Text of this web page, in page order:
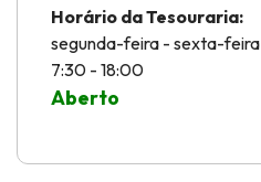
Horário da Tesouraria:
segunda-feira - sexta-feira
7:30 - 18:00
Aberto